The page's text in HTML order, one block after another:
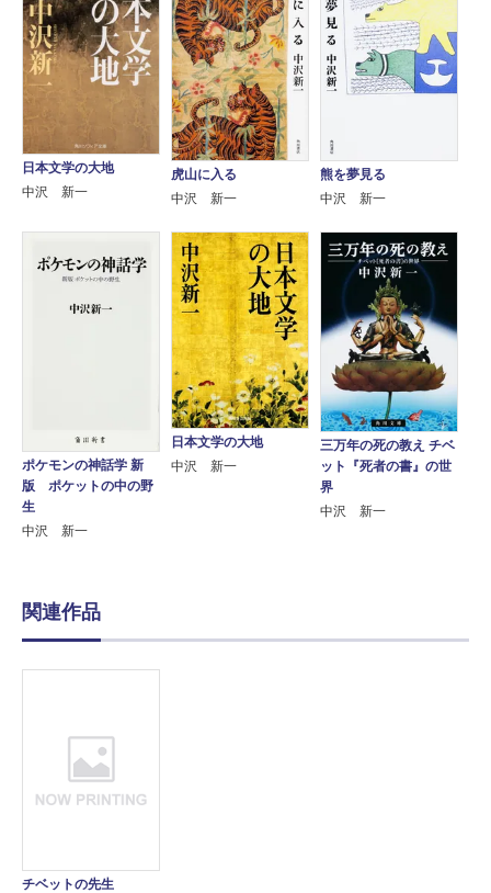
日本文学の大地
中沢 新一
虎山に入る
中沢 新一
熊を夢見る
中沢 新一
ポケモンの神話学 新
版 ポケットの中の野
生
中沢 新一
日本文学の大地
中沢 新一
三万年の死の教え チベ
ット『死者の書』の世
界
中沢 新一
関連作品
チベットの先生